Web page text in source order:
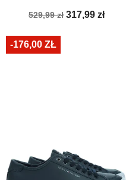
Cena
529,99 zł Cena
317,99 zł
-176,00 ZŁ